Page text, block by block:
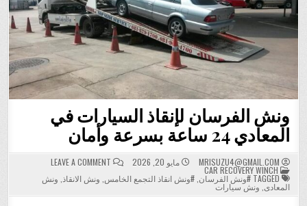
ونش الفرسان لإنقاذ السيارات في
المعادي 24 ساعة بسرعة وأمان
MRISUZU4@GMAIL.COM مايو 20, 2026 LEAVE A COMMENT
ON
الفرسان
لإنقاذ
السيارات
POSTED
IN
CAR RECOVERY WINCH
#ونش الفرسان,#ونش انقاذ التجمع الخامس, ونش الانقاذ, ونش
المعادى, ونش سيارات